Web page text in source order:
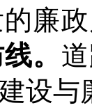
廉
。
设与